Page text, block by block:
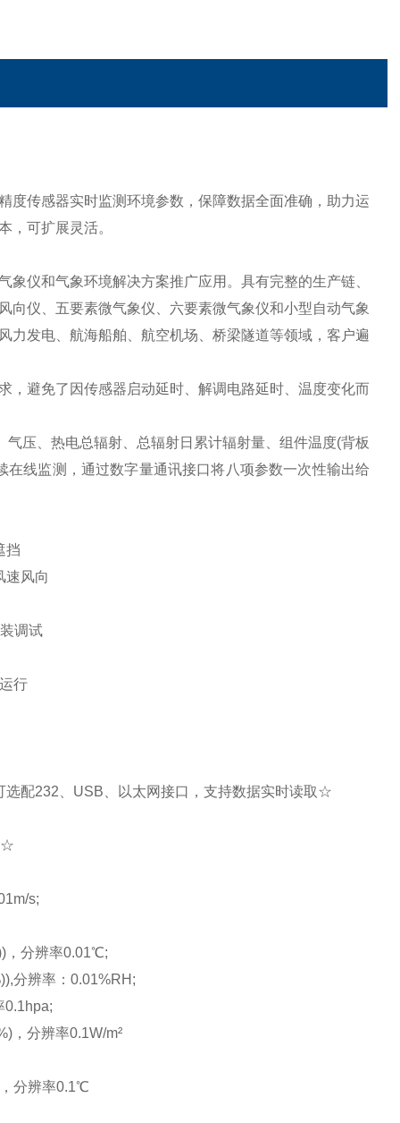
度传感器实时监测环境参数，保障数据全面准确，助力运
，可扩展灵活。
仪和气象环境解决方案推广应用。具有完整的生产链、
向仪、五要素微气象仪、六要素微气象仪和小型自动气象
力发电、航海船舶、航空机场、桥梁隧道等领域，客户遍
避免了因传感器启动延时、解调电路延时、温度变化而
压、热电总辐射、总辐射日累计辐射量、组件温度(背板
线监测，通过数字量通讯接口将八项参数一次性输出给
挡
风向
调试
行
配232、USB、以太网接口，支持数据实时读取☆
☆
s;
分辨率0.01℃;
分辨率：0.01%RH;
，分辨率0.1W/m²
分辨率0.1℃